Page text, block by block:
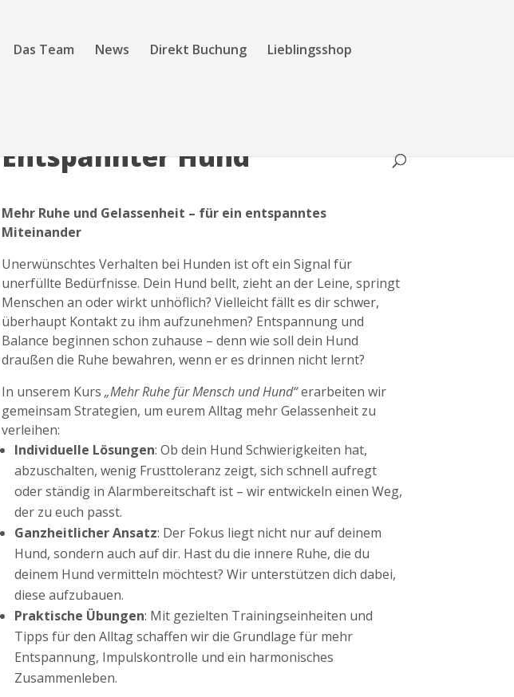
Das Team News Direkt Buchung Lieblingsshop
Entspannter Hund
Mehr Ruhe und Gelassenheit – für ein entspanntes
Miteinander
Unerwünschtes Verhalten bei Hunden ist oft ein Signal für
unerfüllte Bedürfnisse. Dein Hund bellt, zieht an der Leine, springt
Menschen an oder wirkt unhöflich? Vielleicht fällt es dir schwer,
überhaupt Kontakt zu ihm aufzunehmen? Entspannung und
Balance beginnen schon zuhause – denn wie soll dein Hund
draußen die Ruhe bewahren, wenn er es drinnen nicht lernt?
In unserem Kurs „Mehr Ruhe für Mensch und Hund“erarbeiten wir
gemeinsam Strategien, um eurem Alltag mehr Gelassenheit zu
verleihen:
Individuelle Lösungen: Ob dein Hund Schwierigkeiten hat,
abzuschalten, wenig Frusttoleranz zeigt, sich schnell aufregt
oder ständig in Alarmbereitschaft ist – wir entwickeln einen Weg,
der zu euch passt.
Ganzheitlicher Ansatz: Der Fokus liegt nicht nur auf deinem
Hund, sondern auch auf dir. Hast du die innere Ruhe, die du
deinem Hund vermitteln möchtest? Wir unterstützen dich dabei,
diese aufzubauen.
Praktische Übungen: Mit gezielten Trainingseinheiten und
Tipps für den Alltag schaffen wir die Grundlage für mehr
Entspannung, Impulskontrolle und ein harmonisches
Zusammenleben.